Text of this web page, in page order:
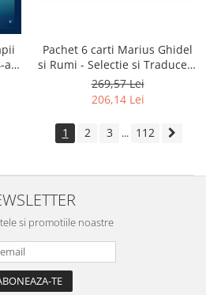
a,
Pachet 6 carti Marius Ghidel
si Rumi - Selectie si Traducere
de Marius Ghidel
269,57 Lei
206,14 Lei
1 2 3 ... 112
si promotiile noastre